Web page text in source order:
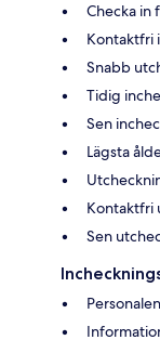
Checka in
Kontaktfri
Snabb
Tidig
Sen
Lägsta
Kontaktfri
Sen